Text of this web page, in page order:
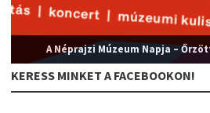
A Néprajzi Múzeum Napja –
KERESS MINKET A FACEBOOKON!